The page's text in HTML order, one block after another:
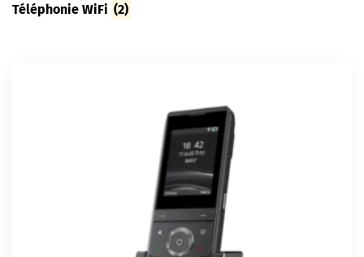
Téléphonie WiFi (2)